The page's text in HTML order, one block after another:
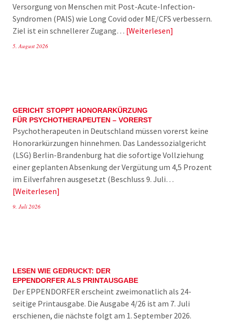
Versorgung von Menschen mit Post-Acute-Infection-
Syndromen (PAIS) wie Long Covid oder ME/CFS verbessern.
Ziel ist ein schnellerer Zugang… Weiterlesen
5. August 2026
GERICHT STOPPT HONORARKÜRZUNG
FÜR PSYCHOTHERAPEUTEN – VORERST
Psychotherapeuten in Deutschland müssen vorerst keine
Honorarkürzungen hinnehmen. Das Landessozialgericht
(LSG) Berlin-Brandenburg hat die sofortige Vollziehung
einer geplanten Absenkung der Vergütung um 4,5 Prozent
im Eilverfahren ausgesetzt (Beschluss 9. Juli…
Weiterlesen
9. Juli 2026
LESEN WIE GEDRUCKT: DER
EPPENDORFER ALS PRINTAUSGABE
Der EPPENDORFER erscheint zweimonatlich als 24-
seitige Printausgabe. Die Ausgabe 4/26 ist am 7. Juli
erschienen, die nächste folgt am 1. September 2026.